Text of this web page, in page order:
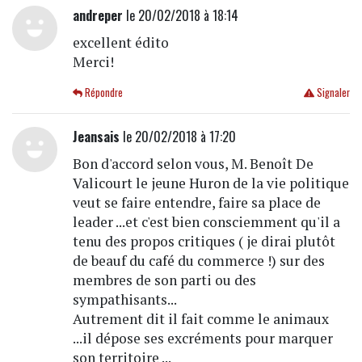
andreper le 20/02/2018 à 18:14
excellent édito
Merci!
Signaler
Répondre
Jeansais le 20/02/2018 à 17:20
Bon d'accord selon vous, M. Benoît De
Valicourt le jeune Huron de la vie politique
veut se faire entendre, faire sa place de
leader ...et c'est bien consciemment qu'il a
tenu des propos critiques ( je dirai plutôt
de beauf du café du commerce !) sur des
membres de son parti ou des
sympathisants...
Autrement dit il fait comme le animaux
...il dépose ses excréments pour marquer
son territoire ...